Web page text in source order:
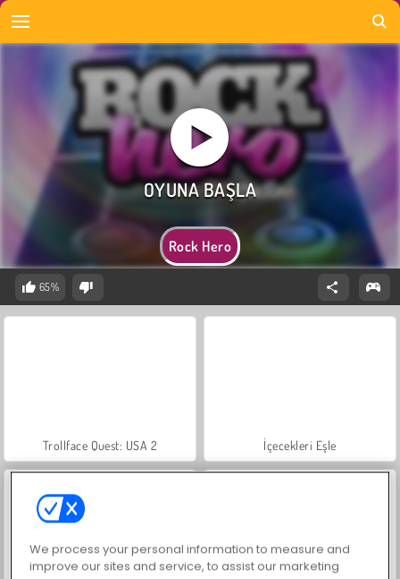
Rock Hero
65%
Trollface Quest: USA 2 İçecekleri Eşle
We process your personal information to measure and
improve our sites and service, to assist our marketing